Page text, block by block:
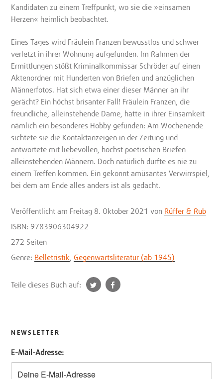
Kandidaten zu einem Treffpunkt, wo sie die »einsamen
Herzen« heimlich beobachtet.
Eines Tages wird Fräulein Franzen bewusstlos und schwer
verletzt in ihrer Wohnung aufgefunden. Im Rahmen der
Ermittlungen stößt Kriminalkommissar Schröder auf einen
Aktenordner mit Hunderten von Briefen und anzüglichen
Männerfotos. Hat sich etwa einer dieser Männer an ihr
gerächt? Ein höchst brisanter Fall! Fräulein Franzen, die
freundliche, alleinstehende Dame, hatte in ihrer Einsamkeit
nämlich ein besonderes Hobby gefunden: Am Wochenende
sichtete sie die Kontaktanzeigen in der Zeitung und
antwortete mit liebevollen, höchst poetischen Briefen
alleinstehenden Männern. Doch natürlich durfte es nie zu
einem Treffen kommen. Ein gekonnt amüsantes Verwirrspiel,
bei dem am Ende alles anders ist als gedacht.
Veröffentlicht am Freitag 8. Oktober 2021 von Rüffer & Rub
ISBN: 9783906304922
272 Seiten
Genre: Belletristik ,Gegenwartsliteratur (ab 1945)
Teile dieses Buch auf:
t
NEWSLETTER
E-Mail-Adresse: